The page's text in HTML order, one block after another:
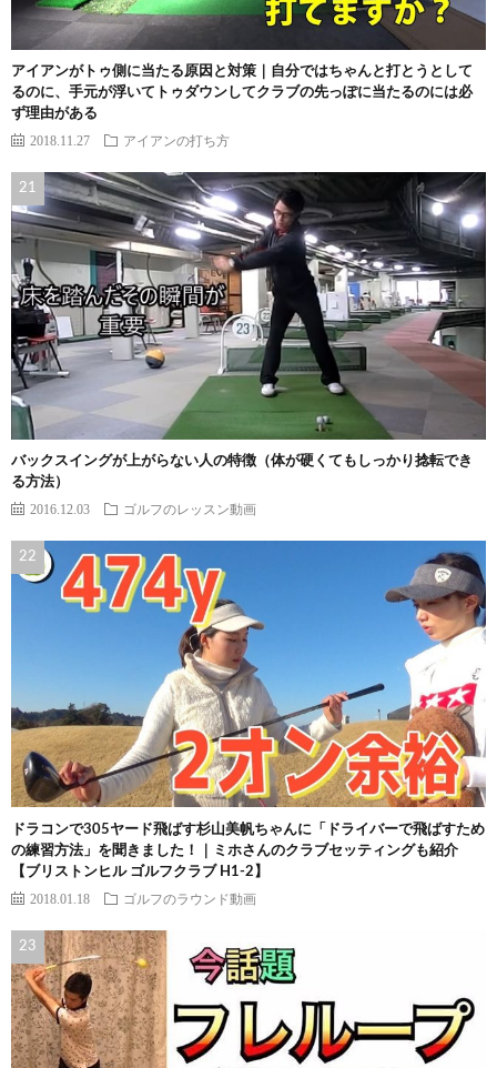
アイアンがトゥ側に当たる原因と対策｜自分ではちゃんと打とうとして
るのに、手元が浮いてトゥダウンしてクラブの先っぽに当たるのには必
ず理由がある
2018.11.27 アイアンの打ち方
バックスイングが上がらない人の特徴（体が硬くてもしっかり捻転でき
る方法）
2016.12.03 ゴルフのレッスン動画
ドラコンで305ヤード飛ばす杉山美帆ちゃんに「ドライバーで飛ばすため
の練習方法」を聞きました！｜ミホさんのクラブセッティングも紹介
【ブリストンヒル ゴルフクラブ H1-2】
2018.01.18 ゴルフのラウンド動画